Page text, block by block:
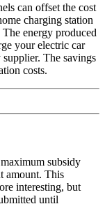
can offset the cost
charging station
energy produced
your electric car
The savings
costs.
subsidy
amount. This
interesting, but
until